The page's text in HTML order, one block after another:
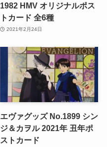
1982 HMV オリジナルポス
トカード 全6種
2021年2月24日
エヴァグッズ No.1899 シン
ジ＆カヲル 2021年 丑年ポ
ストカード